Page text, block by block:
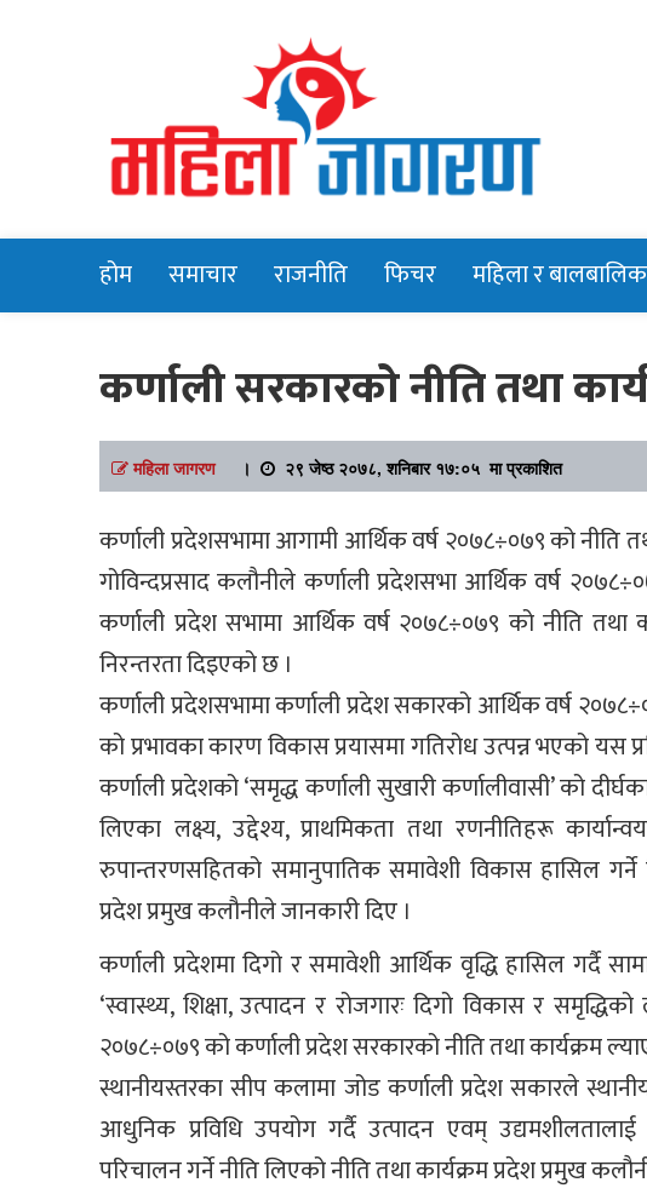
Mahilajagaran
होम समाचार राजनीति फिचर महिला र
कर्णाली सरकारको नीति तथा
महिला जागरण। २९ जेष्ठ २०७८, शनिबार १७:०५ मा प्रकाशित
कर्णाली प्रदेशसभामा आगामी आर्थिक वर्ष २०७८÷०७९ को नीति
गोविन्दप्रसाद कलौनीले कर्णाली प्रदेशसभा आर्थिक वर्ष
कर्णाली प्रदेश सभामा आर्थिक वर्ष २०७८÷०७९ को नीति तथा
निरन्तरता दिइएको छ ।
कर्णाली प्रदेशसभामा कर्णाली प्रदेश सकारको आर्थिक वर्ष
को प्रभावका कारण विकास प्रयासमा गतिरोध उत्पन्न भएको यस
कर्णाली प्रदेशको ‘समृद्ध कर्णाली सुखारी कर्णालीवासी’ को
लिएका लक्ष्य, उद्देश्य, प्राथमिकता तथा रणनीतिहरू
रुपान्तरणसहितको समानुपातिक समावेशी विकास हासिल गर्ने
प्रदेश प्रमुख कलौनीले जानकारी दिए ।
कर्णाली प्रदेशमा दिगो र समावेशी आर्थिक वृद्धि हासिल गर्दै
‘स्वास्थ्य, शिक्षा, उत्पादन र रोजगारः दिगो विकास र
२०७८÷०७९ को कर्णाली प्रदेश सरकारको नीति तथा कार्यक्रम
स्थानीयस्तरका सीप कलामा जोड कर्णाली प्रदेश सकारले
आधुनिक प्रविधि उपयोग गर्दै उत्पादन एवम् उद्यमशीलतालाई
परिचालन गर्ने नीति लिएको नीति तथा कार्यक्रम प्रदेश प्रमुख